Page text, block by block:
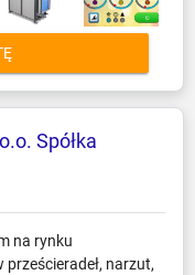
Spółka
na rynku
narzut,